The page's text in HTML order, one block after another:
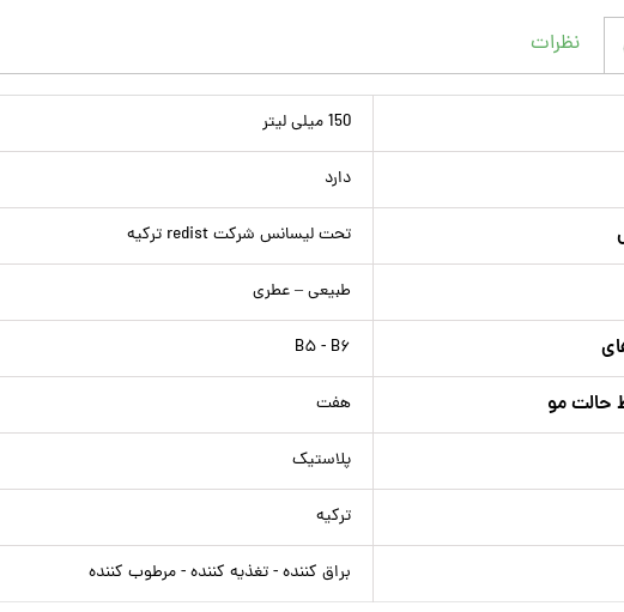
نظرات
150 میلی لیتر
دارد
تحت لیسانس شرکت redist ترکیه
طبیعی – عطری
B۵ - B۶
حالت مو هفت
پلاستیک
ترکیه
براق کننده - تغذیه کننده - مرطوب کننده